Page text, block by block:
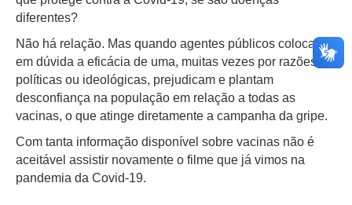
diferentes?
Não há relação. Mas quando agentes públicos colocam
em dúvida a eficácia de uma, muitas vezes por razões
políticas ou ideológicas, prejudicam e plantam
desconfiança na população em relação a todas as
vacinas, o que atinge diretamente a campanha da gripe.
Com tanta informação disponível sobre vacinas não é
aceitável assistir novamente o filme que já vimos na
pandemia da Covid-19.